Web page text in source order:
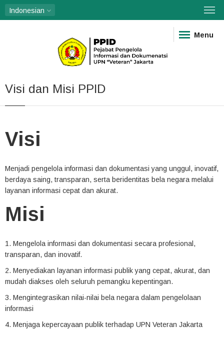
Indonesian
Menu
Visi dan Misi PPID
Visi
Menjadi pengelola informasi dan dokumentasi yang unggul, inovatif,
berdaya saing, transparan, serta beridentitas bela negara melalui
layanan informasi cepat dan akurat.
Misi
1. Mengelola informasi dan dokumentasi secara profesional,
transparan, dan inovatif.
2. Menyediakan layanan informasi publik yang cepat, akurat, dan
mudah diakses oleh seluruh pemangku kepentingan.
3. Mengintegrasikan nilai-nilai bela negara dalam pengelolaan
informasi
4. Menjaga kepercayaan publik terhadap UPN Veteran Jakarta